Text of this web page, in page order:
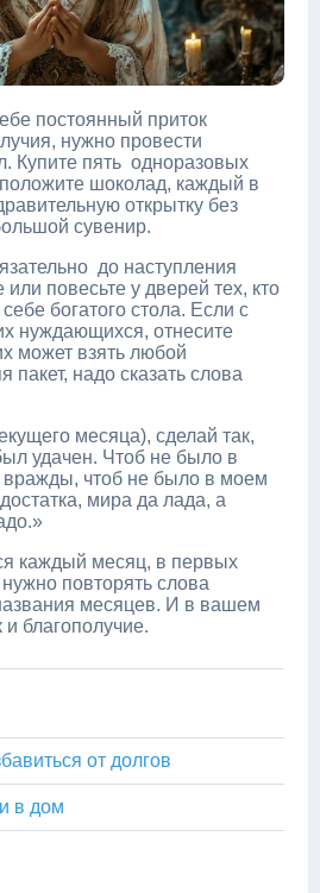
постоянный приток
нужно провести
Купите пять одноразовых
шоколад, каждый в
открытку без
сувенир.
до наступления
повесьте у дверей тех, кто
богатого стола. Если с
нуждающихся, отнесите
может взять любой
надо сказать слова
месяца), сделай так,
удачен. Чтоб не было в
чтоб не было в моем
мира да лада, а
каждый месяц, в первых
повторять слова
месяцев. И в вашем
и благополучие.
от долгов
в дом